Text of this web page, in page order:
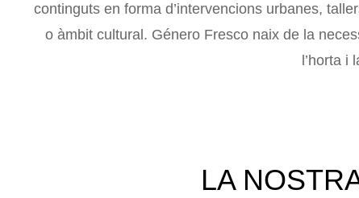
continguts en forma d’intervencions urbanes,
o àmbit cultural. Género Fresco naix de la
l’horta i
LA